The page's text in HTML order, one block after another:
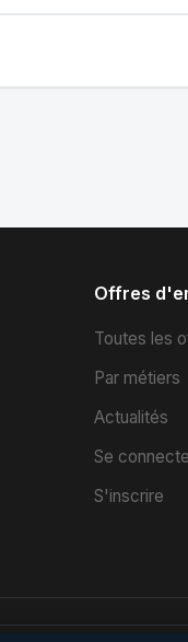
Offres
Toutes les
Par métiers
Actualités
Se
S'inscrire